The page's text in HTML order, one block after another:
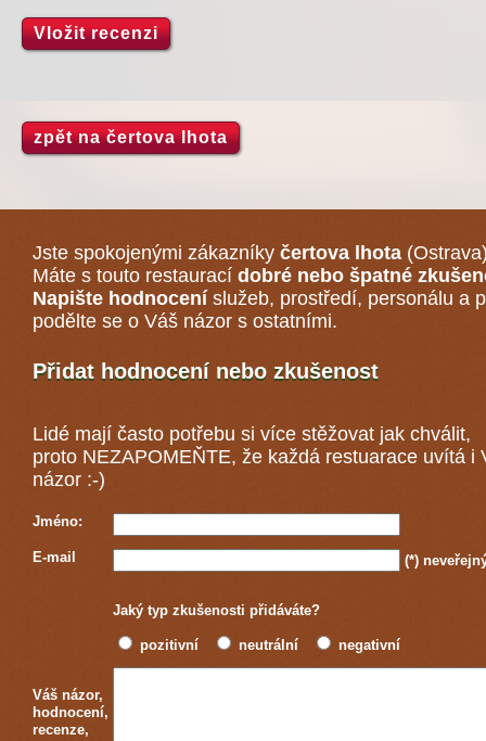
Vložit recenzi
zpět na čertova lhota
Jste spokojenými zákazníky čertova lhota
Máte s touto restaurací dobré nebo špatné
Napište hodnocení služeb, prostředí, personálu a
podělte se o Váš názor s ostatními.
Přidat hodnocení nebo zkušenost
Lidé mají často potřebu si více stěžovat jak chválit,
proto NEZAPOMEŇTE, že každá restuarace uvítá i
názor :-)
Jméno:
E-mail (*)
Jaký typ zkušenosti přidáváte?
pozitivní neutrální negativní
Váš názor,
hodnocení,
recenze,